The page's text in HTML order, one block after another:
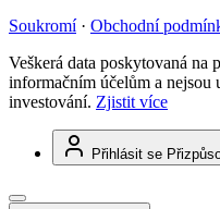
Soukromí · Obchodní
Veškerá data poskytovaná
informačním účelům a nejsou
investování. Zjistit více
Přihlásit se